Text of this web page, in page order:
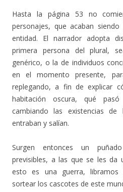
Hasta la página 53 no
personajes, que acaban
entidad. El narrador adopta
primera persona del plural,
genérico, o la de individuos
en el momento presente,
replegando, a fin de explicar
habitación oscura, qué
cambiando las existencias
entraban y salían.
Surgen entonces un
previsibles, a las que se les da
esto es una guerra, libramos
sortear los cascotes de este